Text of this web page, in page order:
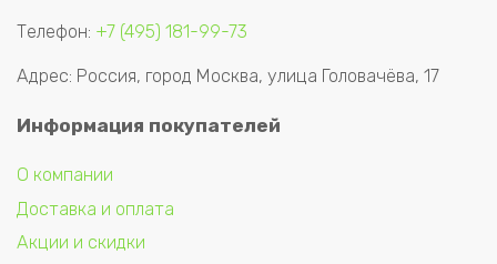
Телефон: +7 (495) 181-99-73
Адрес: Россия, город Москва, улица Головачёва, 17
Информация покупателей
О компании
Доставка и оплата
Акции и скидки